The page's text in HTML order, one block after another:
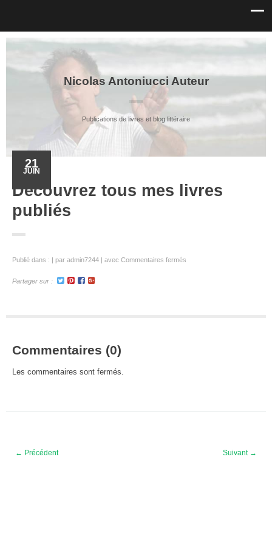
Nicolas Antoniucci Auteur
Publications de livres et blog littéraire
21
JUIN
Découvrez tous mes livres
publiés
Publié dans : par admin7244 avec Commentaires fermés
Partager sur :
Commentaires (0)
Les commentaires sont fermés.
Suivant →
← Précédent